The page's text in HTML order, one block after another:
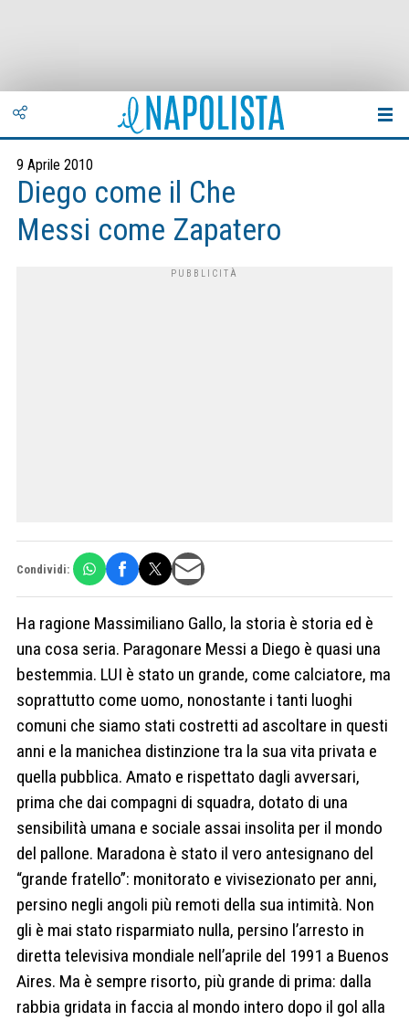
9 Aprile 2010
Diego come il Che
Messi come Zapatero
Condividi:
Ha ragione Massimiliano Gallo, la storia è storia ed è
una cosa seria. Paragonare Messi a Diego è quasi una
bestemmia. LUI è stato un grande, come calciatore, ma
soprattutto come uomo, nonostante i tanti luoghi
comuni che siamo stati costretti ad ascoltare in questi
anni e la manichea distinzione tra la sua vita privata e
quella pubblica. Amato e rispettato dagli avversari,
prima che dai compagni di squadra, dotato di una
sensibilità umana e sociale assai insolita per il mondo
del pallone. Maradona è stato il vero antesignano del
“grande fratello”: monitorato e vivisezionato per anni,
persino negli angoli più remoti della sua intimità. Non
gli è mai stato risparmiato nulla, persino l’arresto in
diretta televisiva mondiale nell’aprile del 1991 a Buenos
Aires. Ma è sempre risorto, più grande di prima: dalla
rabbia gridata in faccia al mondo intero dopo il gol alla